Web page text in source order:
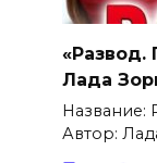
«Развод.
Лада
Название:
Автор: